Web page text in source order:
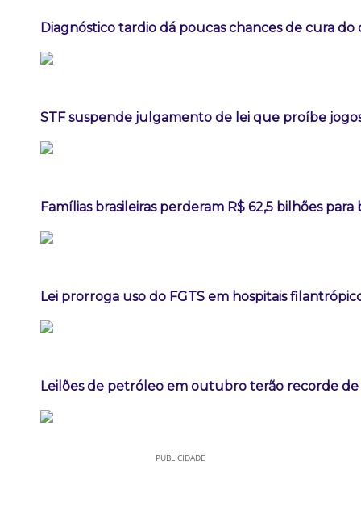
Diagnóstico tardio dá poucas chances de cura
STF suspende julgamento de lei que proíbe
Famílias brasileiras perderam R$ 62,5 bilhões
Lei prorroga uso do FGTS em hospitais
Leilões de petróleo em outubro terão recorde de
PUBLICIDADE